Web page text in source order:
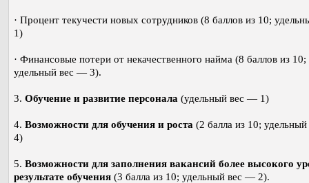
· Процент текучести новых сотрудников (8 баллов из 10;
1)
· Финансовые потери от некачественного найма (8 баллов из 10;
удельный вес — 3).
3. Обучение и развитие персонала (удельный вес — 1)
4. Возможности для обучения и роста (2 балла из 10;
4)
5. Возможности для заполнения вакансий более высокого
результате обучения (3 балла из 10; удельный вес — 2).